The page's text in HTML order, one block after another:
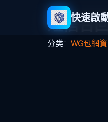
快速啟
短信召
分类： WG包網